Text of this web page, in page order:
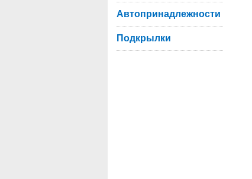
Автопринадлежности
Подкрылки